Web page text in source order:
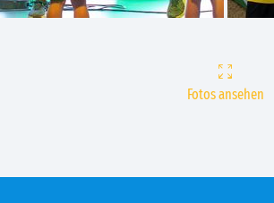
Fotos ansehen